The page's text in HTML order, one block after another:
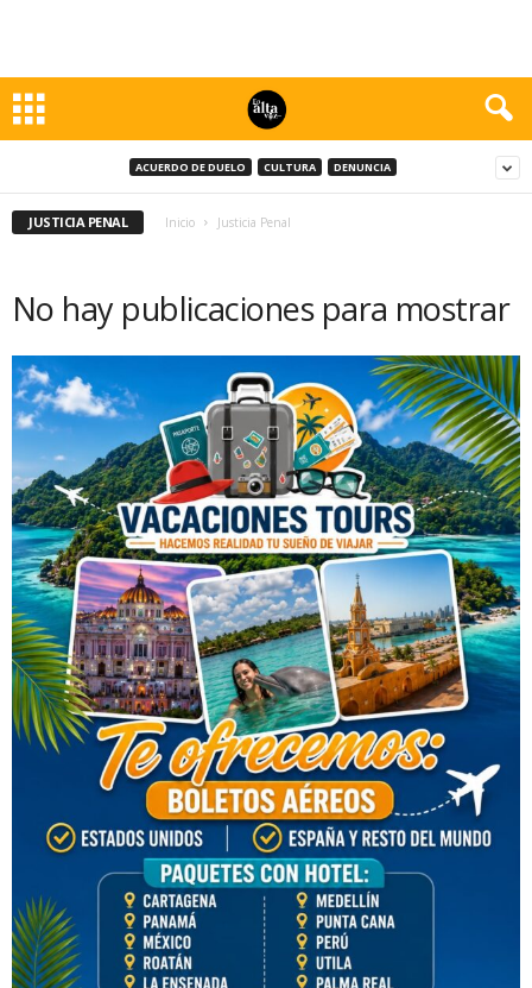
ACUERDO DE DUELO CULTURA DENUNCIA
JUSTICIA PENAL Inicio Justicia Penal
No hay publicaciones para mostrar